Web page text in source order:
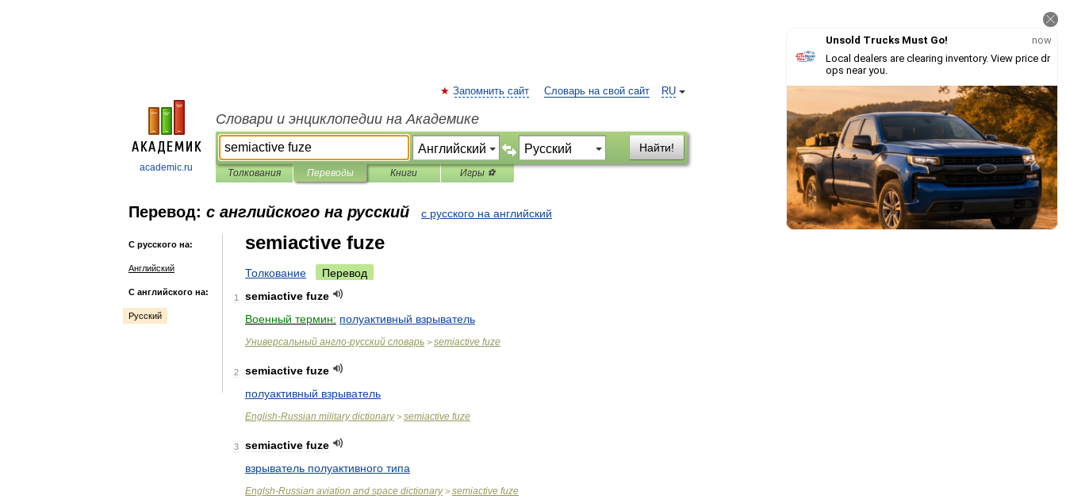
academic.ru
RU
Запомнить сайт Словарь на свой сайт
Словари и энциклопедии на Академике
Найти!
Толкования Переводы Книги Игры ⚽
Перевод: с английского на русский с русского на английский
С русского на:
Английский
С английского на:
Русский
semiactive fuze
Толкование Перевод
1 semiactive fuze
Военный термин: полуактивный взрыватель
Универсальный англо-русский словарь > semiactive fuze
2 semiactive fuze
полуактивный взрыватель
English-Russian military dictionary> semiactive fuze
3 semiactive fuze
взрыватель полуактивного типа
Englsh-Russian aviation and space dictionary> semiactive fuze